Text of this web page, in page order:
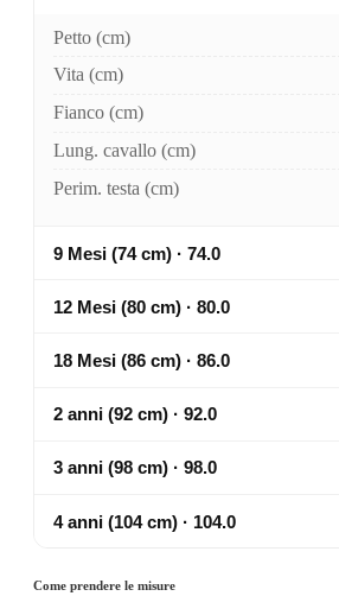
Petto (cm)
Vita (cm)
Fianco (cm)
Lung. cavallo (cm)
Perim. testa (cm)
9 Mesi (74 cm) · 74.0
12 Mesi (80 cm) · 80.0
18 Mesi (86 cm) · 86.0
2 anni (92 cm) · 92.0
3 anni (98 cm) · 98.0
4 anni (104 cm) · 104.0
Come prendere le misure